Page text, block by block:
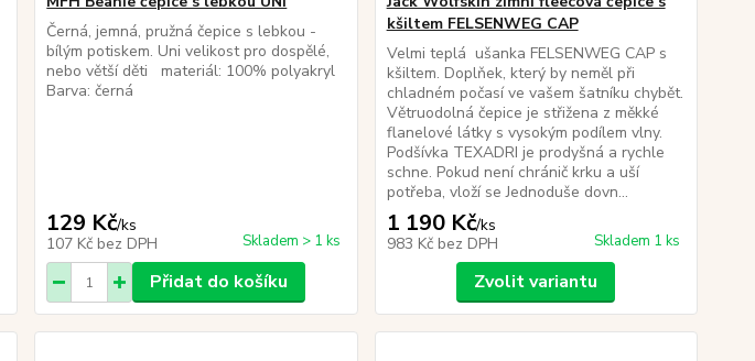
Černá, jemná, pružná čepice s lebkou -
bílým potiskem. Uni velikost pro dospělé,
nebo větší děti materiál: 100% polyakryl
Barva: černá
129 Kč/ks
107 Kč bez DPH Skladem > 1 ks
Přidat do košíku
kšiltem FELSENWEG CAP
Velmi teplá ušanka FELSENWEG CAP s
kšiltem. Doplňek, který by neměl při
chladném počasí ve vašem šatníku chybět.
Větruodolná čepice je střižena z měkké
flanelové látky s vysokým podílem vlny.
Podšívka TEXADRI je prodyšná a rychle
schne. Pokud není chránič krku a uší
potřeba, vloží se Jednoduše dovn...
1 190 Kč/ks
983 Kč bez DPH Skladem 1 ks
Zvolit variantu